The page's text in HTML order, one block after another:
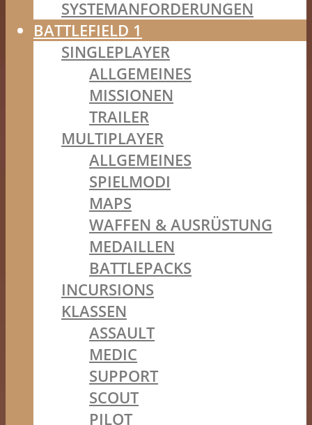
SYSTEMANFORDERUNGEN
BATTLEFIELD 1
SINGLEPLAYER
ALLGEMEINES
MISSIONEN
TRAILER
MULTIPLAYER
ALLGEMEINES
SPIELMODI
MAPS
WAFFEN & AUSRÜSTUNG
MEDAILLEN
BATTLEPACKS
INCURSIONS
KLASSEN
ASSAULT
MEDIC
SUPPORT
SCOUT
PILOT